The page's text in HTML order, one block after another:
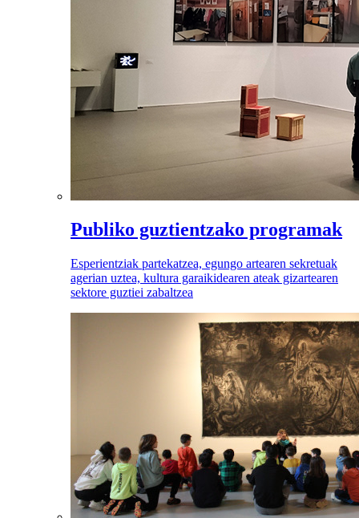
Publiko guztientzako programak
Esperientziak partekatzea, egungo artearen sekretuak
agerian uztea, kultura garaikidearen ateak gizartearen
sektore guztiei zabaltzea